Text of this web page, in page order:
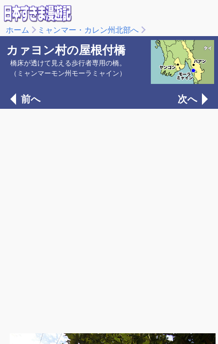
ホーム ミャンマー・カレン州北部へ
カァヨン村の屋根付橋
橋床が透けて見える歩行者専用の橋。
（ミャンマーモン州モーラミャイン）
前へ 次へ